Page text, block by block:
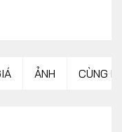
ẢNH CÙNG